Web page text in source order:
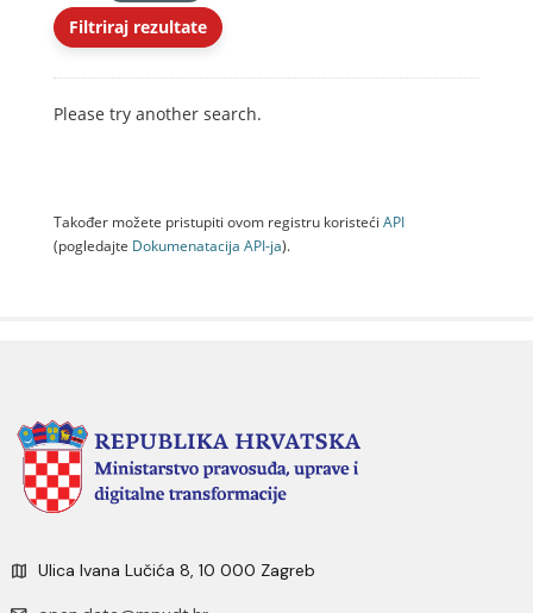
Filtriraj rezultate
Please try another search.
Također možete pristupiti ovom registru koristeći API
(pogledajte Dokumenаtаcijа API-jа).